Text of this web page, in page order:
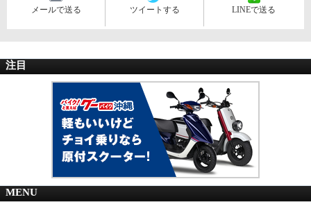
メールで送る ツイートする LINEで送る
注目
MENU